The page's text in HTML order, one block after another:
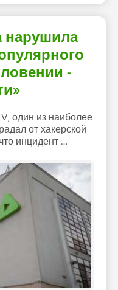
нарушила
-
один из наиболее
от хакерской
инцидент …